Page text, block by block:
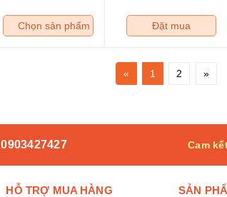
Chọn sản phẩm Đặt mua
« 1 2 »
0903427427 Cam
HỖ TRỢ MUA HÀNG SẢN